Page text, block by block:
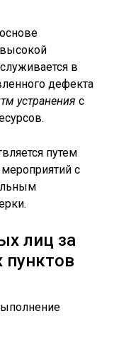
высокой
в
дефекта
устранения с
путем
с
лиц за